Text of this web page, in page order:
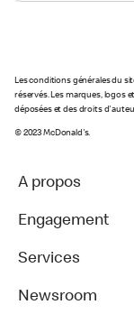
Les conditions générales du
réservés. Les marques, logos
déposées et des droits
© 2023 McDonald's.
A propos
Engagement
Services
Newsroom